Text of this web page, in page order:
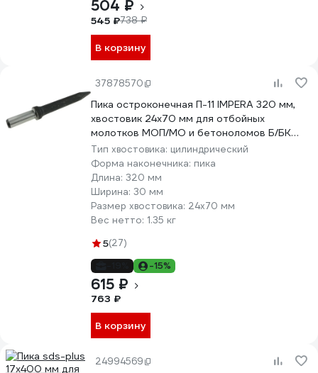
504 ₽
545 ₽738 ₽
В корзину
37878570
Пика остроконечная П-11 IMPERA 320 мм,
хвостовик 24х70 мм для отбойных
молотков МОП/МО и бетоноломов Б/БК
700040
Тип хвостовика: цилиндрический
Форма наконечника: пика
Длина: 320 мм
Ширина: 30 мм
Размер хвостовика: 24х70 мм
Вес нетто: 1.35 кг
5(27)
-15%
615 ₽
763 ₽
В корзину
24994569